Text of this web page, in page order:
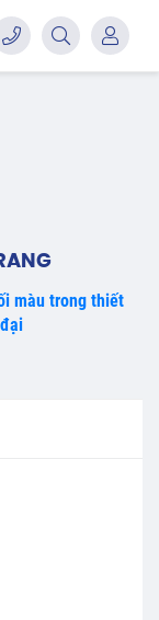
màu trong thiết